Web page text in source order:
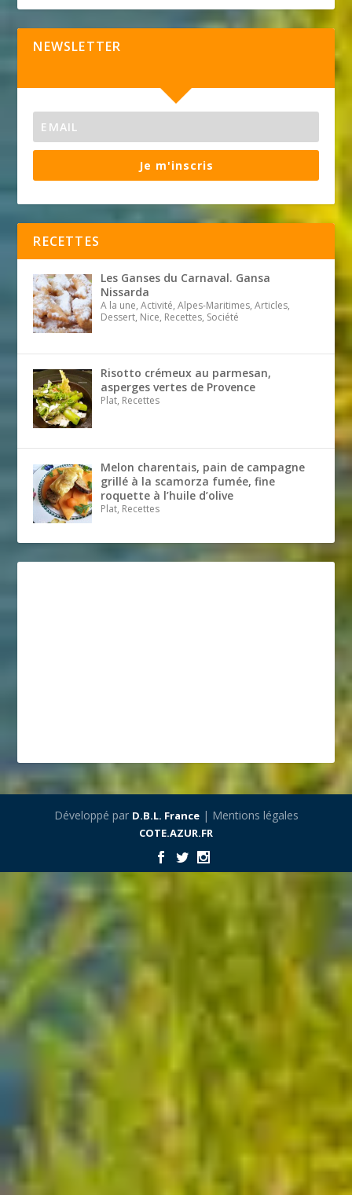
NEWSLETTER
Je m'inscris
RECETTES
Les Ganses du Carnaval. Gansa
Nissarda
A la une, Activité, Alpes-Maritimes, Articles,
Dessert, Nice, Recettes, Société
Risotto crémeux au parmesan,
asperges vertes de Provence
Plat, Recettes
Melon charentais, pain de campagne
grillé à la scamorza fumée, fine
roquette à l’huile d’olive
Plat, Recettes
Développé par D.B.L. France| Mentions légales
COTE.AZUR.FR